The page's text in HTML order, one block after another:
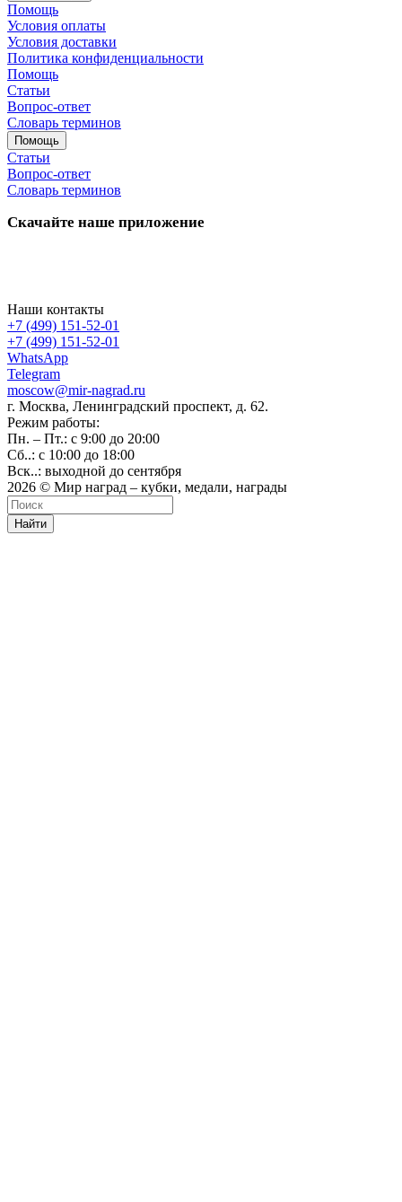
Помощь
Условия оплаты
Условия доставки
Политика конфиденциальности
Помощь
Статьи
Вопрос-ответ
Словарь терминов
Помощь
Статьи
Вопрос-ответ
Словарь терминов
Скачайте наше приложение
Наши контакты
+7 (499) 151-52-01
+7 (499) 151-52-01
WhatsApp
Telegram
moscow@mir-nagrad.ru
г. Москва, Ленинградский проспект, д. 62.
Режим работы:
Пн. – Пт.: с 9:00 до 20:00
Сб..: с 10:00 до 18:00
Вск..: выходной до сентября
2026 © Мир наград – кубки, медали, награды
Найти